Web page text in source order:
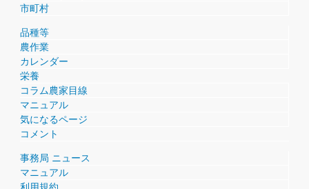
市町村
品種等
農作業
カレンダー
栄養
コラム農家目線
マニュアル
気になるページ
コメント
事務局 ニュース
マニュアル